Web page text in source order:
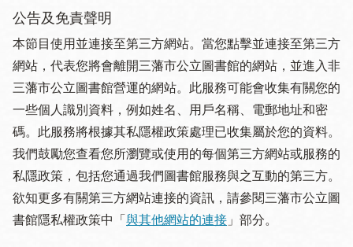
公告及免責聲明
本節目使用並連接至第三方網站。當您點擊並連接至第三方
網站，代表您將會離開三藩市公立圖書館的網站，並進入非
三藩市公立圖書館營運的網站。此服務可能會收集有關您的
一些個人識別資料，例如姓名、用戶名稱、電郵地址和密
碼。此服務將根據其私隱權政策處理已收集屬於您的資料。
我們鼓勵您查看您所瀏覽或使用的每個第三方網站或服務的
私隱政策，包括您通過我們圖書館服務與之互動的第三方。
欲知更多有關第三方網站連接的資訊，請參閱三藩市公立圖
書館隱私權政策中「 與其他網站的連接 」部分。